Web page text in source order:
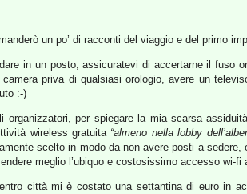
un po’ di racconti del viaggio e del primo
in un posto, assicuratevi di accertarne il fuso
priva di qualsiasi orologio, avere un
:-)
organizzatori, per spiegare la mia scarsa
wireless gratuita “almeno nella lobby
scelto in modo da non avere posti a
meglio l’ubiquo e costosissimo accesso wi-fi
città mi è costato una settantina di euro in